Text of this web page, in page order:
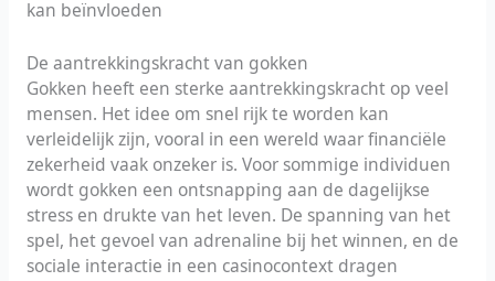
kan beïnvloeden
De aantrekkingskracht van gokken
Gokken heeft een sterke aantrekkingskracht op veel
mensen. Het idee om snel rijk te worden kan
verleidelijk zijn, vooral in een wereld waar financiële
zekerheid vaak onzeker is. Voor sommige individuen
wordt gokken een ontsnapping aan de dagelijkse
stress en drukte van het leven. De spanning van het
spel, het gevoel van adrenaline bij het winnen, en de
sociale interactie in een casinocontext dragen